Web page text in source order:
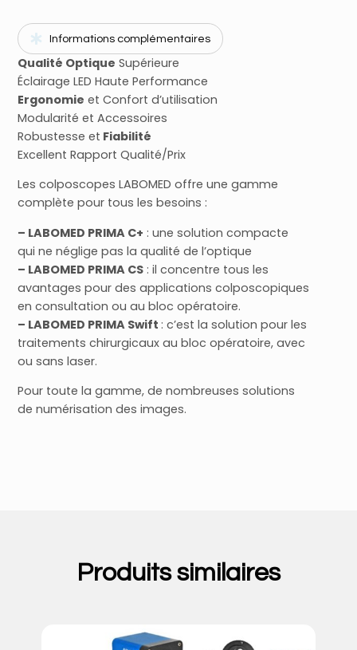
Informations complémentaires
Qualité Optique Supérieure
Éclairage LED Haute Performance
Ergonomie et Confort d’utilisation
Modularité et Accessoires
Robustesse et Fiabilité
Excellent Rapport Qualité/Prix
Les colposcopes LABOMED offre une gamme
complète pour tous les besoins :
– LABOMED PRIMA C+ : une solution compacte
qui ne néglige pas la qualité de l’optique
– LABOMED PRIMA CS : il concentre tous les
avantages pour des applications colposcopiques
en consultation ou au bloc opératoire.
– LABOMED PRIMA Swift : c’est la solution pour les
traitements chirurgicaux au bloc opératoire, avec
ou sans laser.
Pour toute la gamme, de nombreuses solutions
de numérisation des images.
Produits similaires